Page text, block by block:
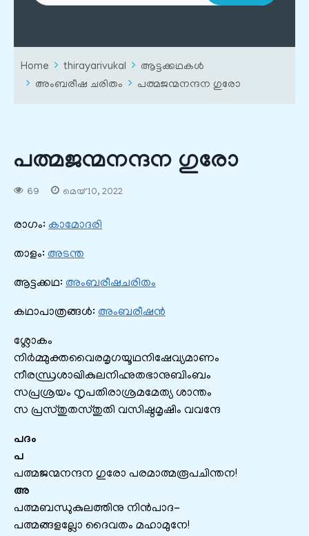
Home thirayarivukal
ആട്ടക്കഥകൾ
അംബരീഷ ചരിതം
പത്മജന്മനന്ദന ഗുരോ
പത്മജന്മനന്ദന ഗുരോ
69 മെയ്‌ 10, 2022
രാഗം: കാമോദരി
താളം: അടന്ത
ആട്ടക്കഥ: അംബരീഷചരിതം
കഥാപാത്രങ്ങൾ: അംബരീഷൻ
ശ്ലോകം
നിർമ്മുക്തവൈരമൃഗയൂഥനിഷേവ്യമാണം
നീരന്ധ്രശാഖികുലനിഹ്നുതഭാനുബിംബം
സപ്രശ്രയം നൃപതിരാശ്രമമേത്യ ശാന്തം
സ പ്രസ്തുതസ്തുതി വസിഷ്ഠമൃഷിം വവന്ദേ
പദം
പ
പത്മജന്മനന്ദന ഗുരോ പരമാത്മരൂപചിന്തന!
അ
പത്മബന്ധുകുലത്തിനു നിൻപാദ-
പത്മങ്ങളല്ലോ ദൈവതം മഹാമുനേ!